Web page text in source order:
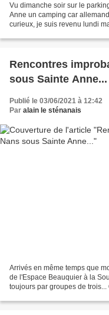
Vu dimanche soir sur le
Anne un camping car
curieux, je suis revenu lundi matin
Rencontres
sous Sainte Anne...
Publié le 03/06/2021 à 12:42
Par alain le sténanais
Arrivés en même temps que
de l'Espace Beauquier à la
toujours par groupes de